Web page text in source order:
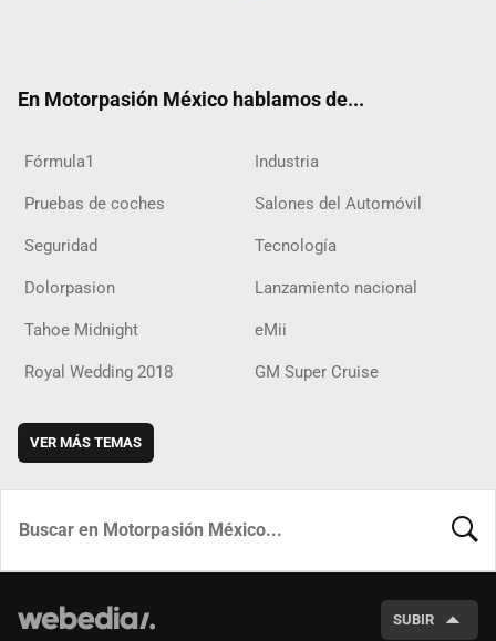
En Motorpasión México hablamos de...
Fórmula1 Industria
Pruebas de coches Salones del Automóvil
Seguridad Tecnología
Dolorpasion Lanzamiento nacional
Tahoe Midnight eMii
Royal Wedding 2018 GM Super Cruise
VER MÁS TEMAS
SUBIR